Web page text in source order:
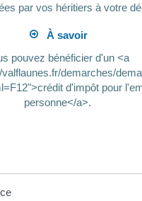
par vos héritiers à votre
À savoir
pouvez bénéficier d'un <a
demarches/
d'impôt pour
personne</a>.